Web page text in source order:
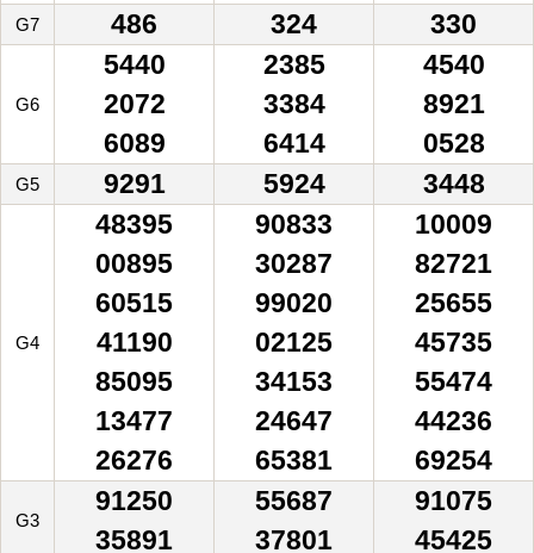
G7 486 324 330
G6
5440
2072
6089
2385
3384
6414
4540
8921
0528
G5 9291 5924 3448
G4
48395
00895
60515
41190
85095
13477
26276
90833
30287
99020
02125
34153
24647
65381
10009
82721
25655
45735
55474
44236
69254
G3
91250
35891
55687
37801
91075
45425